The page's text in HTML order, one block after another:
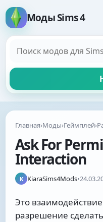
Моды Sims 4
Главная›Моды›Геймплей›
Ask For
Interaction
K KiaraSims4Mods•
Это
разрешение